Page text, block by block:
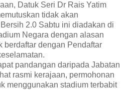
Datuk Seri Dr Rais Yatim
tidak akan
2.0 Sabtu ini diadakan di
Negara dengan alasan
berdaftar dengan Pendaftar
pandangan daripada Jabatan
rasmi kerajaan, permohonan
menggunakan stadium terbabit